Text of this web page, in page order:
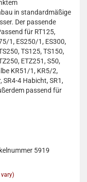
in standardmäßige
Der passende
für RT125,
1, ES250/1, ES300,
TS125, TS150,
ETZ251, S50,
KR51/1, KR5/2,
SR4-4 Habicht, SR1,
passend für
5919